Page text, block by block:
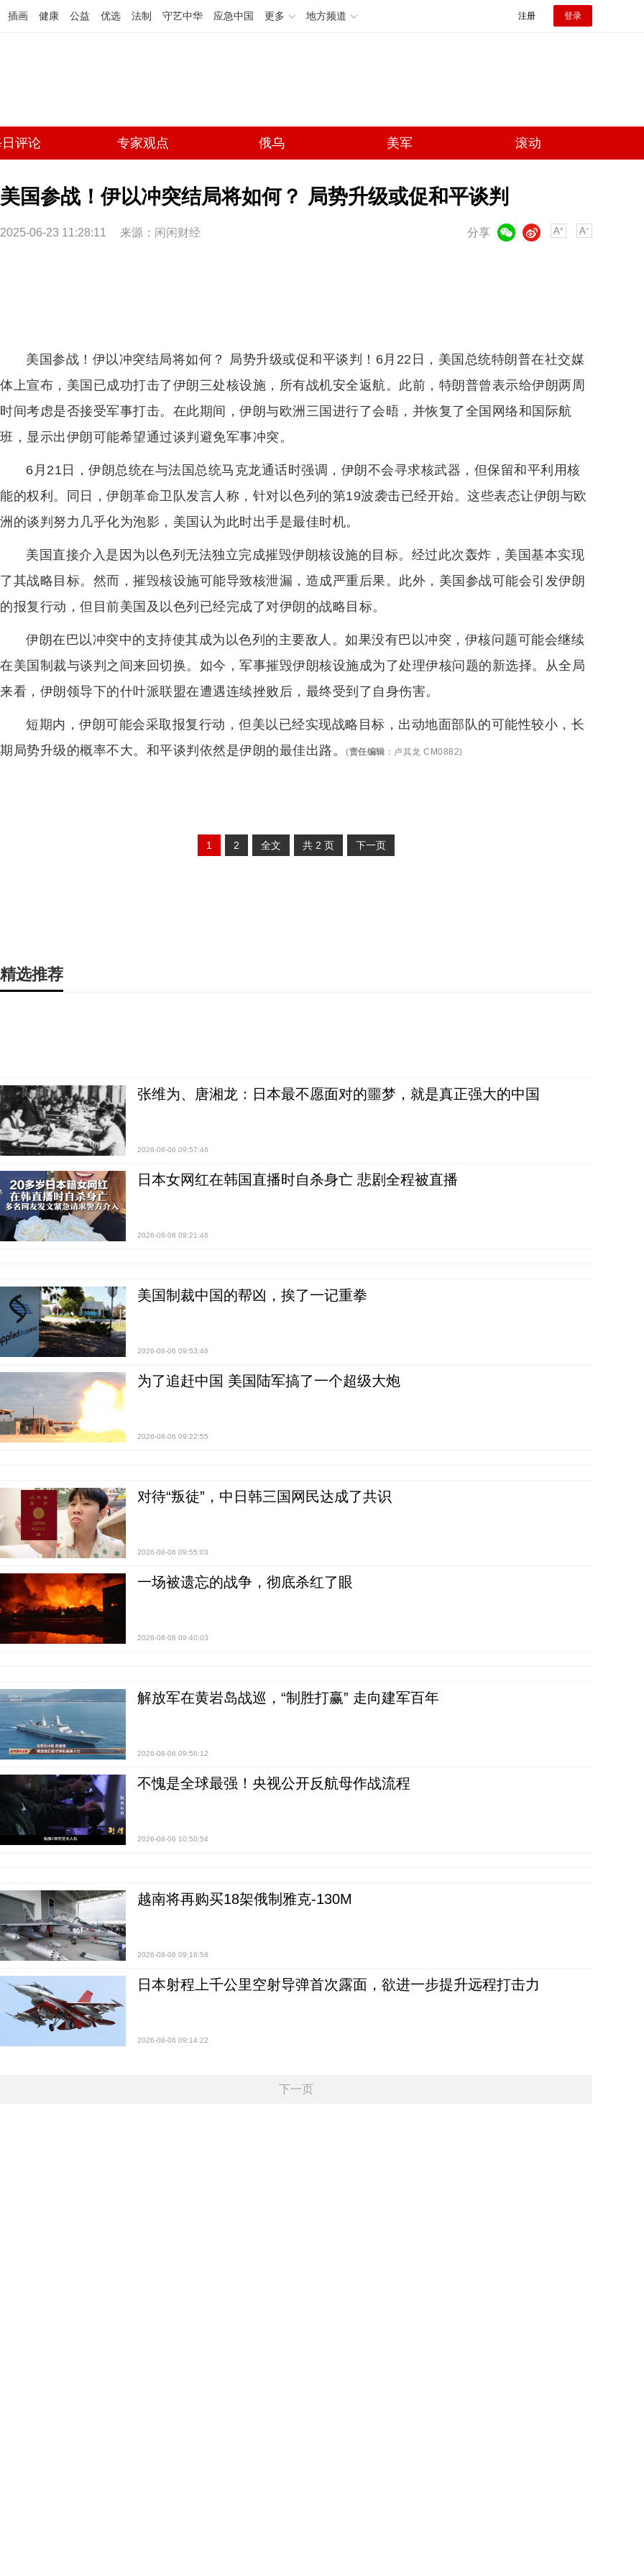
插画 健康 公益 优选 法制 守艺中华 应急中国 更多 地方频道 注册 登录
评论 专家观点 俄乌 美军 滚动
美国参战！伊以冲突结局将如何？ 局势升级或促和平谈判
2025-06-23 11:28:11 来源： 闲闲财经 分享
微博
美国参战！伊以冲突结局将如何？ 局势升级或促和平谈判！6月22日，美国总统特朗普在社交媒
体上宣布，美国已成功打击了伊朗三处核设施，所有战机安全返航。此前，特朗普曾表示给伊朗两周
时间考虑是否接受军事打击。在此期间，伊朗与欧洲三国进行了会晤，并恢复了全国网络和国际航
班，显示出伊朗可能希望通过谈判避免军事冲突。
6月21日，伊朗总统在与法国总统马克龙通话时强调，伊朗不会寻求核武器，但保留和平利用核
能的权利。同日，伊朗革命卫队发言人称，针对以色列的第19波袭击已经开始。这些表态让伊朗与欧
洲的谈判努力几乎化为泡影，美国认为此时出手是最佳时机。
美国直接介入是因为以色列无法独立完成摧毁伊朗核设施的目标。经过此次轰炸，美国基本实现
了其战略目标。然而，摧毁核设施可能导致核泄漏，造成严重后果。此外，美国参战可能会引发伊朗
的报复行动，但目前美国及以色列已经完成了对伊朗的战略目标。
伊朗在巴以冲突中的支持使其成为以色列的主要敌人。如果没有巴以冲突，伊核问题可能会继续
在美国制裁与谈判之间来回切换。如今，军事摧毁伊朗核设施成为了处理伊核问题的新选择。从全局
来看，伊朗领导下的什叶派联盟在遭遇连续挫败后，最终受到了自身伤害。
短期内，伊朗可能会采取报复行动，但美以已经实现战略目标，出动地面部队的可能性较小，长
期局势升级的概率不大。和平谈判依然是伊朗的最佳出路。
(责任编辑 ： 卢其龙 CM0882)
1 2 全文 共 2 页 下一页
精选推荐
张维为、唐湘龙：日本最不愿面对的噩梦，就是真正强大的中国
2026-08-06 09:57:46
日本女网红在韩国直播时自杀身亡 悲剧全程被直播
2026-08-06 09:21:46
美国制裁中国的帮凶，挨了一记重拳
2026-08-06 09:53:46
为了追赶中国 美国陆军搞了一个超级大炮
2026-08-06 09:22:55
对待“叛徒”，中日韩三国网民达成了共识
2026-08-06 09:55:03
一场被遗忘的战争，彻底杀红了眼
2026-08-06 09:40:03
解放军在黄岩岛战巡，“制胜打赢” 走向建军百年
2026-08-06 09:56:12
不愧是全球最强！央视公开反航母作战流程
2026-08-06 10:50:54
越南将再购买18架俄制雅克-130M
2026-08-06 09:16:58
日本射程上千公里空射导弹首次露面，欲进一步提升远程打击力
2026-08-06 09:14:22
下一页